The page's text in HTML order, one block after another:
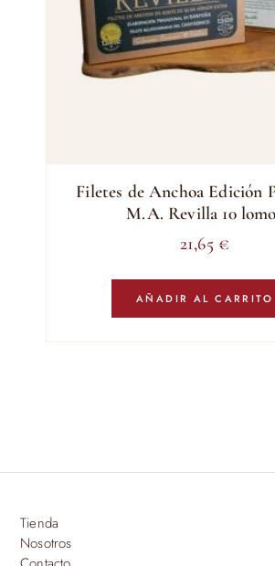
Filetes de Anchoa Edición
M.A. Revilla 10
21,65 €
AÑADIR AL CARRITO
Tienda
Nosotros